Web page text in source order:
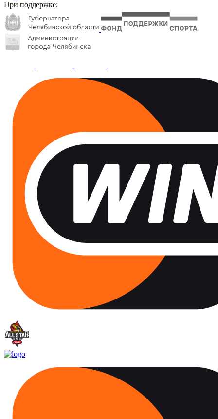
При поддержке: